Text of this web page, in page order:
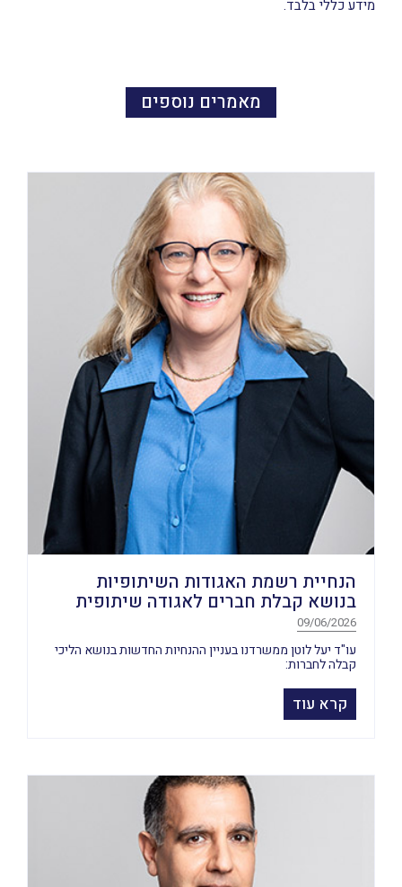
מידע כללי בלבד.
מאמרים נוספים
הנחיית רשמת האגודות השיתופיות
בנושא קבלת חברים לאגודה שיתופית
09/06/2026
עו"ד יעל לוטן ממשרדנו בעניין ההנחיות החדשות בנושא הליכי
קבלה לחברות:
קרא עוד